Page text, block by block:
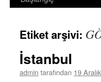
Etiket arşivi:
İstanbul
admin tarafından 19